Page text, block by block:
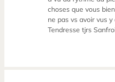
choses que vous
ne pas vs avoir vus y
Tendresse tjrs